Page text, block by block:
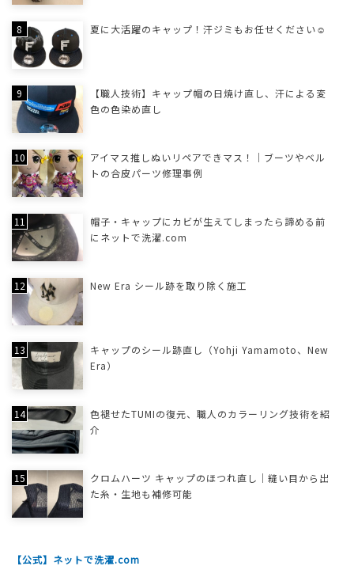
夏に大活躍のキャップ！汗ジミもお任せください☺
【職人技術】キャップ帽の日焼け直し、汗による変
色の色染め直し
アイマス推しぬいリペアできマス！｜ブーツやベル
トの合皮パーツ修理事例
帽子・キャップにカビが生えてしまったら諦める前
にネットで洗濯.com
New Era シール跡を取り除く施工
キャップのシール跡直し（Yohji Yamamoto、New
Era）
色褪せたTUMIの復元、職人のカラーリング技術を紹
介
クロムハーツ キャップのほつれ直し｜縫い目から出
た糸・生地も補修可能
【公式】ネットで洗濯.com